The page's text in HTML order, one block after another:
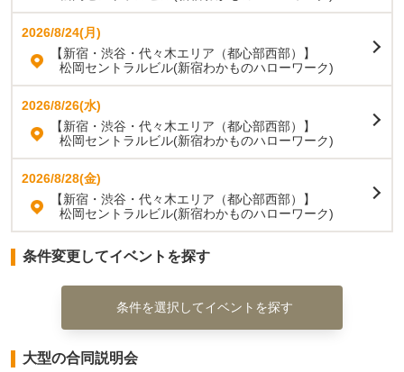
2026/8/24(月)
【新宿・渋谷・代々木エリア（都心部西部）】
松岡セントラルビル(新宿わかものハローワーク)
2026/8/26(水)
【新宿・渋谷・代々木エリア（都心部西部）】
松岡セントラルビル(新宿わかものハローワーク)
2026/8/28(金)
【新宿・渋谷・代々木エリア（都心部西部）】
松岡セントラルビル(新宿わかものハローワーク)
条件変更してイベントを探す
条件を選択してイベントを探す
大型の合同説明会